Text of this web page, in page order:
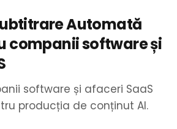
Automată
companii software și
software și afaceri SaaS
producția de conținut AI.